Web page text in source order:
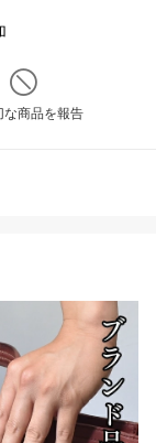
な商品を報告